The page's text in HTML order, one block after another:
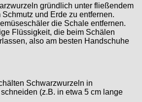
gründlich unter fließendem
und Erde zu entfernen.
die Schale entfernen.
Flüssigkeit, die beim Schälen
also am besten Handschuhe
Schwarzwurzeln in
(z.B. in etwa 5 cm lange